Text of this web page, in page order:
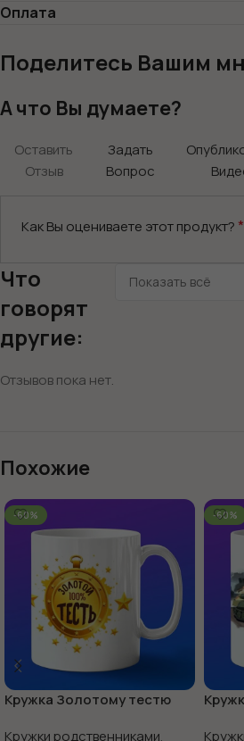
Оплата
Поделитесь Вашим
А что Вы думаете?
Оставить
Отзыв
Задать
Вопрос
Как Вы оцениваете этот продукт? *
Что
говорят
другие:
Отзывов пока нет.
Похожие
-60%
Кружка Золотому тестю
Кружки родственниками,
-60%